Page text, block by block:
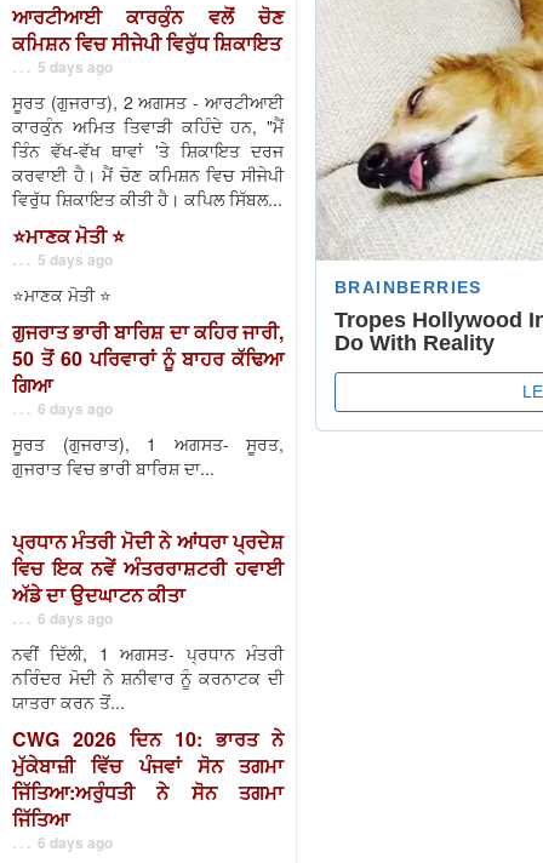
ਆਰਟੀਆਈ ਕਾਰਕੁੰਨ ਵਲੋਂ ਚੋਣ
ਕਮਿਸ਼ਨ ਵਿਚ ਸੀਜੇਪੀ ਵਿਰੁੱਧ ਸ਼ਿਕਾਇਤ
. . . 5 days ago
ਸੂਰਤ (ਗੁਜਰਾਤ), 2 ਅਗਸਤ - ਆਰਟੀਆਈ
ਕਾਰਕੁੰਨ ਅਮਿਤ ਤਿਵਾੜੀ ਕਹਿੰਦੇ ਹਨ, "ਮੈਂ
ਤਿੰਨ ਵੱਖ-ਵੱਖ ਥਾਵਾਂ 'ਤੇ ਸ਼ਿਕਾਇਤ ਦਰਜ
ਕਰਵਾਈ ਹੈ। ਮੈਂ ਚੋਣ ਕਮਿਸ਼ਨ ਵਿਚ ਸੀਜੇਪੀ
ਵਿਰੁੱਧ ਸ਼ਿਕਾਇਤ ਕੀਤੀ ਹੈ। ਕਪਿਲ ਸਿੱਬਲ...
⭐️ਮਾਣਕ ਮੋਤੀ ⭐️
. . . 5 days ago
⭐️ਮਾਣਕ ਮੋਤੀ ⭐️
ਗੁਜਰਾਤ ਭਾਰੀ ਬਾਰਿਸ਼ ਦਾ ਕਹਿਰ ਜਾਰੀ,
50 ਤੋਂ 60 ਪਰਿਵਾਰਾਂ ਨੂੰ ਬਾਹਰ ਕੱਢਿਆ
ਗਿਆ
. . . 6 days ago
ਸੂਰਤ (ਗੁਜਰਾਤ), 1 ਅਗਸਤ- ਸੂਰਤ,
ਗੁਜਰਾਤ ਵਿਚ ਭਾਰੀ ਬਾਰਿਸ਼ ਦਾ...
ਪ੍ਰਧਾਨ ਮੰਤਰੀ ਮੋਦੀ ਨੇ ਆਂਧਰਾ ਪ੍ਰਦੇਸ਼
ਵਿਚ ਇਕ ਨਵੇਂ ਅੰਤਰਰਾਸ਼ਟਰੀ ਹਵਾਈ
ਅੱਡੇ ਦਾ ਉਦਘਾਟਨ ਕੀਤਾ
. . . 6 days ago
ਨਵੀਂ ਦਿੱਲੀ, 1 ਅਗਸਤ- ਪ੍ਰਧਾਨ ਮੰਤਰੀ
ਨਰਿੰਦਰ ਮੋਦੀ ਨੇ ਸ਼ਨੀਵਾਰ ਨੂੰ ਕਰਨਾਟਕ ਦੀ
ਯਾਤਰਾ ਕਰਨ ਤੋਂ...
CWG 2026 ਦਿਨ 10: ਭਾਰਤ ਨੇ
ਮੁੱਕੇਬਾਜ਼ੀ ਵਿੱਚ ਪੰਜਵਾਂ ਸੋਨ ਤਗਮਾ
ਜਿੱਤਿਆ:ਅਰੁੰਧਤੀ ਨੇ ਸੋਨ ਤਗਮਾ
ਜਿੱਤਿਆ
. . . 6 days ago